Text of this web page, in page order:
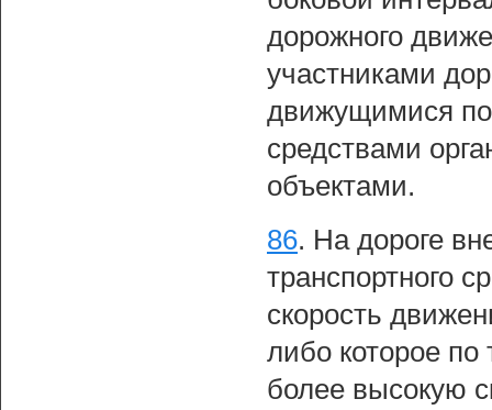
дорожного
участниками
движущимися по
средствами
объектами.
86. На дороге
транспортного
скорость
либо которое
более высокую